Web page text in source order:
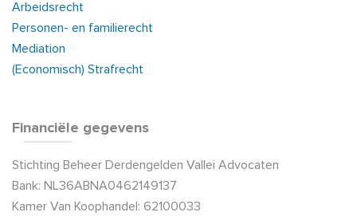
Arbeidsrecht
Personen- en familierecht
Mediation
(Economisch) Strafrecht
Financiële gegevens
Stichting Beheer Derdengelden Vallei Advocaten
Bank: NL36ABNA0462149137
Kamer Van Koophandel: 62100033